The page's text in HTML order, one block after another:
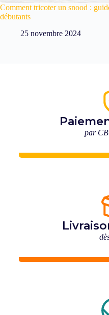
Comment tricoter un snood :
débutants
25 novembre 2024
par